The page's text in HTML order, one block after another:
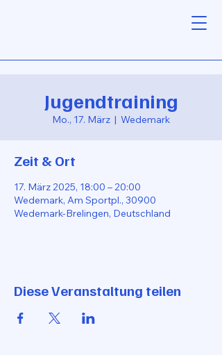
Jugendtraining
Mo., 17. März
  |
Wedemark
Zeit & Ort
17. März 2025, 18:00 – 20:00
Wedemark, Am Sportpl., 30900
Wedemark-Brelingen, Deutschland
Diese Veranstaltung teilen